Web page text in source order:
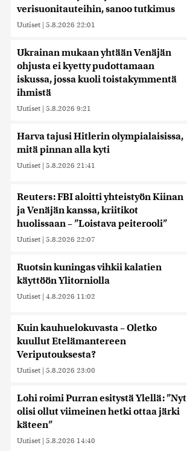
verisuonitauteihin, sanoo tutkimus
Uutiset | 5.8.2026 22:01
Ukrainan mukaan yhtään Venäjän
ohjusta ei kyetty pudottamaan
iskussa, jossa kuoli toistakymmentä
ihmistä
Uutiset | 5.8.2026 9:21
Harva tajusi Hitlerin olympialaisissa,
mitä pinnan alla kyti
Uutiset | 5.8.2026 21:41
Reuters: FBI aloitti yhteistyön Kiinan
ja Venäjän kanssa, kriitikot
huolissaan – ”Loistava peiterooli”
Uutiset | 5.8.2026 22:07
Ruotsin kuningas vihkii kalatien
käyttöön Ylitorniolla
Uutiset | 4.8.2026 11:02
Kuin kauhuelokuvasta – Oletko
kuullut Etelämantereen
Veriputouksesta?
Uutiset | 5.8.2026 23:00
Lohi roimi Purran esitystä Ylellä: ”Nyt
olisi ollut viimeinen hetki ottaa järki
käteen”
Uutiset | 5.8.2026 14:40